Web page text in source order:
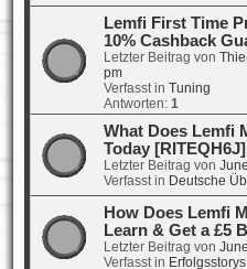
Lemfi First Time
10% Cashback
Letzter Beitrag von
pm
Verfasst in Tuning
Antworten: 1
What Does Lemfi
Today [RITEQH6J]
Letzter Beitrag von
Verfasst in Deutsche
How Does Lemfi
Learn & Get a £5
Letzter Beitrag von
Verfasst in